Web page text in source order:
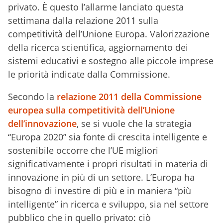
privato. È questo l’allarme lanciato questa
settimana dalla relazione 2011 sulla
competitività dell’Unione Europa. Valorizzazione
della ricerca scientifica, aggiornamento dei
sistemi educativi e sostegno alle piccole imprese
le priorità indicate dalla Commissione.
Secondo la relazione 2011 della Commissione
europea sulla competitività dell’Unione
dell’innovazione, se si vuole che la strategia
“Europa 2020” sia fonte di crescita intelligente e
sostenibile occorre che l’UE migliori
significativamente i propri risultati in materia di
innovazione in più di un settore. L’Europa ha
bisogno di investire di più e in maniera “più
intelligente” in ricerca e sviluppo, sia nel settore
pubblico che in quello privato: ciò